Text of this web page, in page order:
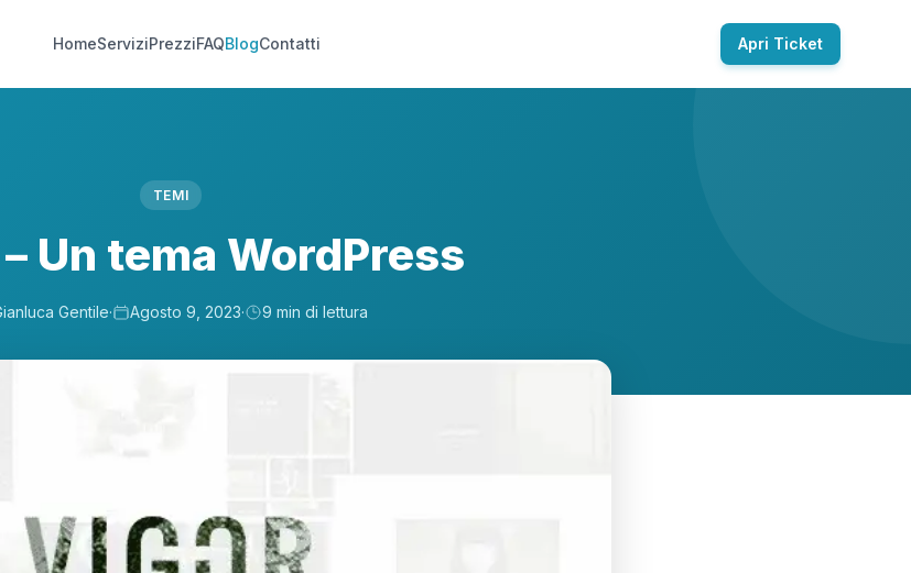
HomeServiziPrezziFAQBlogContatti Apri Ticket
TEMI
Un tema WordPress
Gentile· Agosto 9, 2023· 9 min di lettura